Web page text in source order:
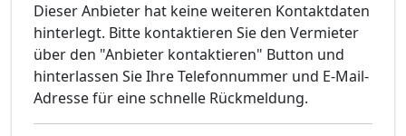
Dieser Anbieter hat keine weiteren Kontaktdaten
hinterlegt. Bitte kontaktieren Sie den Vermieter
über den "Anbieter kontaktieren" Button und
hinterlassen Sie Ihre Telefonnummer und E-Mail-
Adresse für eine schnelle Rückmeldung.